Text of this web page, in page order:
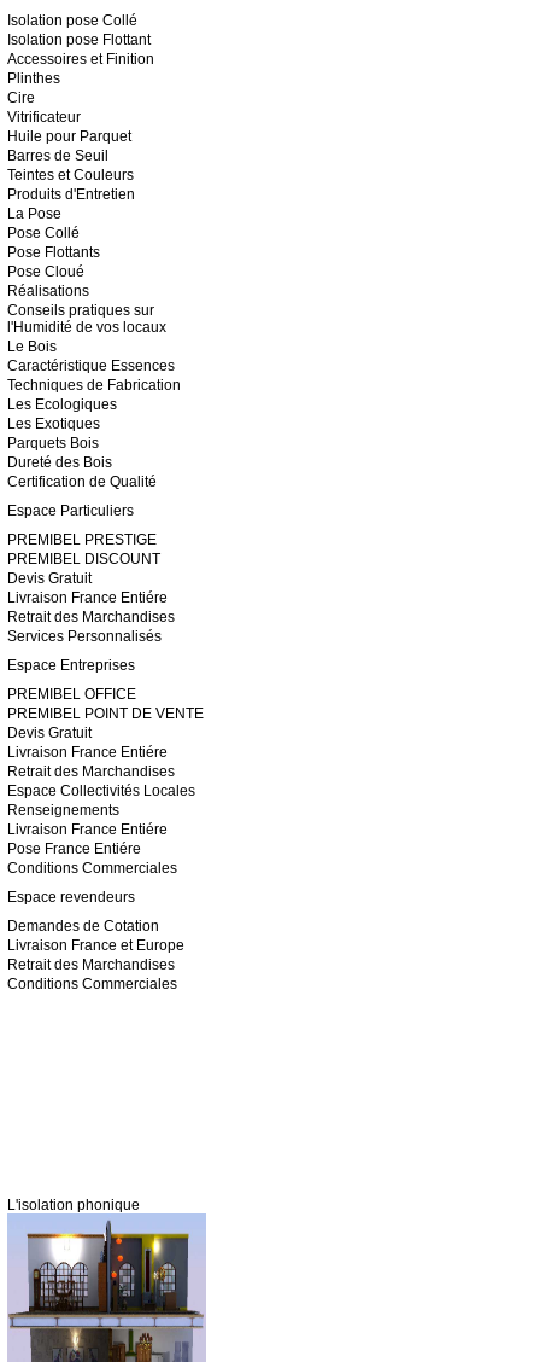
Isolation pose Collé
Isolation pose Flottant
Accessoires et Finition
Plinthes
Cire
Vitrificateur
Huile pour Parquet
Barres de Seuil
Teintes et Couleurs
Produits d'Entretien
La Pose
Pose Collé
Pose Flottants
Pose Cloué
Réalisations
Conseils pratiques sur
l'Humidité de vos locaux
Le Bois
Caractéristique Essences
Techniques de Fabrication
Les Ecologiques
Les Exotiques
Parquets Bois
Dureté des Bois
Certification de Qualité
Espace Particuliers
PREMIBEL PRESTIGE
PREMIBEL DISCOUNT
Devis Gratuit
Livraison France Entiére
Retrait des Marchandises
Services Personnalisés
Espace Entreprises
PREMIBEL OFFICE
PREMIBEL POINT DE VENTE
Devis Gratuit
Livraison France Entiére
Retrait des Marchandises
Espace Collectivités Locales
Renseignements
Livraison France Entiére
Pose France Entiére
Conditions Commerciales
Espace revendeurs
Demandes de Cotation
Livraison France et Europe
Retrait des Marchandises
Conditions Commerciales
L'isolation phonique